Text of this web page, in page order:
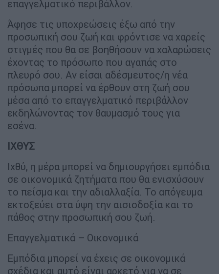
επαγγελματικό περιβάλλον.
Άφησε τις υποχρεώσεις έξω από την
προσωπική σου ζωή και φρόντισε να χαρείς
στιγμές που θα σε βοηθήσουν να χαλαρώσεις
έχοντας το πρόσωπο που αγαπάς στο
πλευρό σου. Αν είσαι αδέσμευτος/η νέα
πρόσωπα μπορεί να έρθουν στη ζωή σου
μέσα από το επαγγελματικό περιβάλλον
εκδηλώνοντας τον θαυμασμό τους για
εσένα.
ΙΧΘΥΣ
Ιχθύ, η μέρα μπορεί να δημιουργήσει εμπόδια
σε οικονομικά ζητήματα που θα ενισχύσουν
το πείσμα και την αδιαλλαξία. Το απόγευμα
εκτοξεύει στα ύψη την αισιοδοξία και το
πάθος στην προσωπική σου ζωή.
Επαγγελματικά – Οικονομικά
Εμπόδια μπορεί να έχεις σε οικονομικά
σχέδια και αυτό είναι αρκετό για να σε